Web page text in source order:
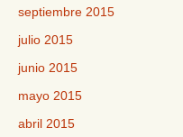
septiembre 2015
julio 2015
junio 2015
mayo 2015
abril 2015